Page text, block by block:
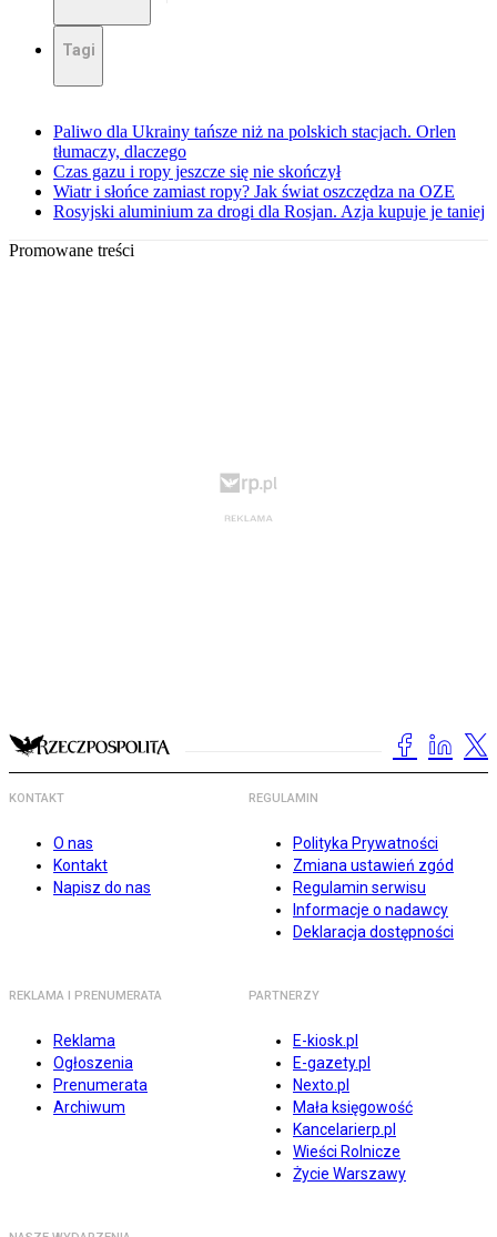
Tagi
Paliwo dla Ukrainy tańsze niż na polskich stacjach. Orlen
tłumaczy, dlaczego
Czas gazu i ropy jeszcze się nie skończył
Wiatr i słońce zamiast ropy? Jak świat oszczędza na OZE
Rosyjski aluminium za drogi dla Rosjan. Azja kupuje je taniej
Promowane treści
KONTAKT
O nas
Kontakt
Napisz do nas
REGULAMIN
Polityka Prywatności
Zmiana ustawień zgód
Regulamin serwisu
Informacje o nadawcy
Deklaracja dostępności
REKLAMA I PRENUMERATA
Reklama
Ogłoszenia
Prenumerata
Archiwum
PARTNERZY
E-kiosk.pl
E-gazety.pl
Nexto.pl
Mała księgowość
Kancelarierp.pl
Wieści Rolnicze
Życie Warszawy